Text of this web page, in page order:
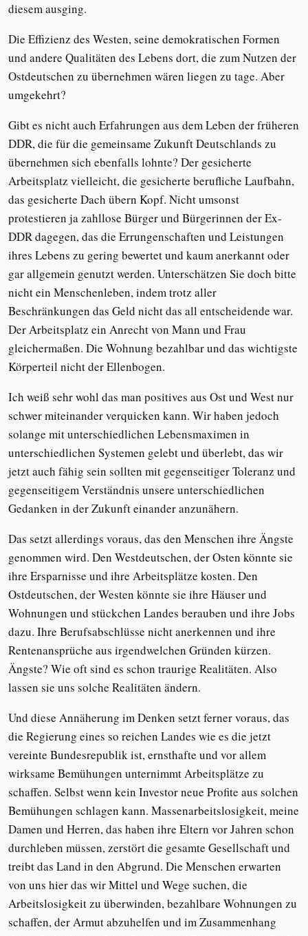
diesem ausging.
Die Effizienz des Westen, seine demokratischen Formen
und andere Qualitäten des Lebens dort, die zum Nutzen der
Ostdeutschen zu übernehmen wären liegen zu tage. Aber
umgekehrt?
Gibt es nicht auch Erfahrungen aus dem Leben der früheren
DDR, die für die gemeinsame Zukunft Deutschlands zu
übernehmen sich ebenfalls lohnte? Der gesicherte
Arbeitsplatz vielleicht, die gesicherte berufliche Laufbahn,
das gesicherte Dach übern Kopf. Nicht umsonst
protestieren ja zahllose Bürger und Bürgerinnen der Ex-
DDR dagegen, das die Errungenschaften und Leistungen
ihres Lebens zu gering bewertet und kaum anerkannt oder
gar allgemein genutzt werden. Unterschätzen Sie doch bitte
nicht ein Menschenleben, indem trotz aller
Beschränkungen das Geld nicht das all entscheidende war.
Der Arbeitsplatz ein Anrecht von Mann und Frau
gleichermaßen. Die Wohnung bezahlbar und das wichtigste
Körperteil nicht der Ellenbogen.
Ich weiß sehr wohl das man positives aus Ost und West nur
schwer miteinander verquicken kann. Wir haben jedoch
solange mit unterschiedlichen Lebensmaximen in
unterschiedlichen Systemen gelebt und überlebt, das wir
jetzt auch fähig sein sollten mit gegenseitiger Toleranz und
gegenseitigem Verständnis unsere unterschiedlichen
Gedanken in der Zukunft einander anzunähern.
Das setzt allerdings voraus, das den Menschen ihre Ängste
genommen wird. Den Westdeutschen, der Osten könnte sie
ihre Ersparnisse und ihre Arbeitsplätze kosten. Den
Ostdeutschen, der Westen könnte sie ihre Häuser und
Wohnungen und stückchen Landes berauben und ihre Jobs
dazu. Ihre Berufsabschlüsse nicht anerkennen und ihre
Rentenansprüche aus irgendwelchen Gründen kürzen.
Ängste? Wie oft sind es schon traurige Realitäten. Also
lassen sie uns solche Realitäten ändern.
Und diese Annäherung im Denken setzt ferner voraus, das
die Regierung eines so reichen Landes wie es die jetzt
vereinte Bundesrepublik ist, ernsthafte und vor allem
wirksame Bemühungen unternimmt Arbeitsplätze zu
schaffen. Selbst wenn kein Investor neue Profite aus solchen
Bemühungen schlagen kann. Massenarbeitslosigkeit, meine
Damen und Herren, das haben ihre Eltern vor Jahren schon
durchleben müssen, zerstört die gesamte Gesellschaft und
treibt das Land in den Abgrund. Die Menschen erwarten
von uns hier das wir Mittel und Wege suchen, die
Arbeitslosigkeit zu überwinden, bezahlbare Wohnungen zu
schaffen, der Armut abzuhelfen und im Zusammenhang